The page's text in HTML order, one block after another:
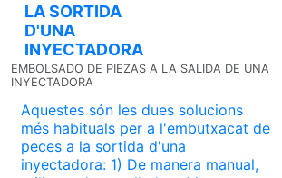
LA SORTIDA
D'UNA
INYECTADORA
EMBOLSADO DE PIEZAS A LA SALIDA DE UNA
INYECTADORA
Aquestes són les dues solucions
més habituals per a l'embutxacat de
peces a la sortida d'una
inyectadora: 1) De manera manual,